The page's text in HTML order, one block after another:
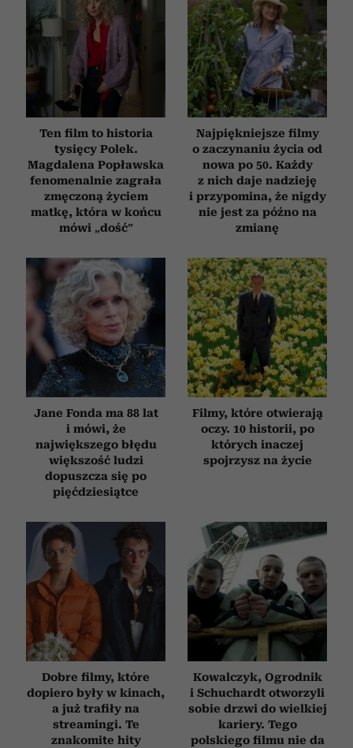
Ten film to historia
tysięcy Polek.
Magdalena Popławska
fenomenalnie zagrała
zmęczoną życiem
matkę, która w końcu
mówi „dość”
Najpiękniejsze filmy
o zaczynaniu życia od
nowa po 50. Każdy
z nich daje nadzieję
i przypomina, że nigdy
nie jest za późno na
zmianę
Jane Fonda ma 88 lat
i mówi, że
największego błędu
większość ludzi
dopuszcza się po
pięćdziesiątce
Filmy, które otwierają
oczy. 10 historii, po
których inaczej
spojrzysz na życie
Dobre filmy, które
dopiero były w kinach,
a już trafiły na
streamingi. Te
znakomite hity
Kowalczyk, Ogrodnik
i Schuchardt otworzyli
sobie drzwi do wielkiej
kariery. Tego
polskiego filmu nie da